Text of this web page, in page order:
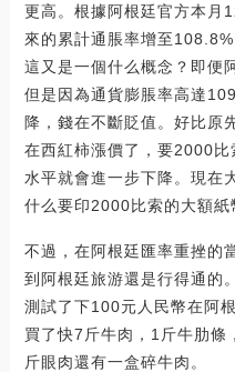
更高。根據阿根廷官方本月
來的累計通脹率增至
這又是一個什么概念？即便
但是因為通貨膨脹率高達
降，錢在不斷貶值。好比原
在西紅柿漲價了，要2000
水平就會進一步下降。現在
什么要印2000比索的大額紙
不過，在阿根廷匯率重挫的
到阿根廷旅游還是行得通的
測試了下100元人民幣在阿
買了快7斤牛肉，1斤牛肋條
斤眼肉還有一盒碎牛肉。